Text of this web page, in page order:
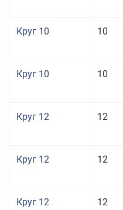
Круг 10 10
Круг 10 10
Круг 12 12
Круг 12 12
Круг 12 12